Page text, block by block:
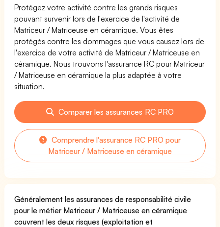
Protégez votre activité contre les grands risques
pouvant survenir lors de l'exercice de l'activité de
Matriceur / Matriceuse en céramique. Vous êtes
protégés contre les dommages que vous causez lors de
l'exercice de votre activité de Matriceur / Matriceuse en
céramique. Nous trouvons l'assurance RC pour Matriceur
/ Matriceuse en céramique la plus adaptée à votre
situation.
Comparer les assurances RC PRO
Comprendre l'assurance RC PRO pour
Matriceur / Matriceuse en céramique
Généralement les assurances de responsabilité civile
pour le métier Matriceur / Matriceuse en céramique
couvrent les deux risques (exploitation et